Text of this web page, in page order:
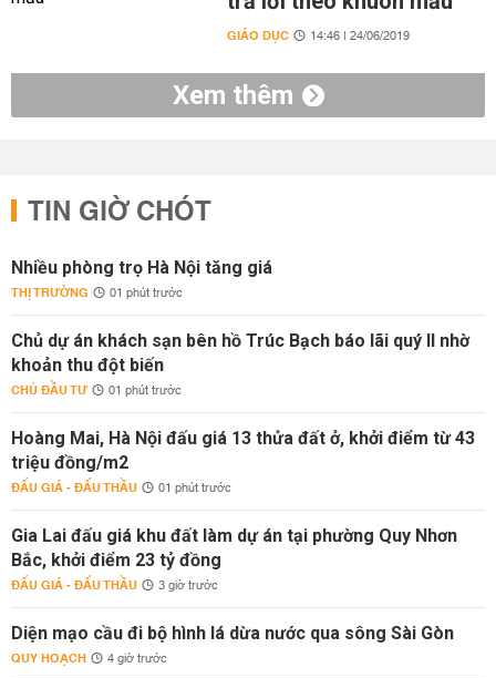
GIÁO DỤC 14:46 | 24/06/2019
Xem thêm
TIN GIỜ CHÓT
Nhiều phòng trọ Hà Nội tăng giá
THỊ TRƯỜNG 01 phút trước
Chủ dự án khách sạn bên hồ Trúc Bạch báo lãi quý II nhờ
khoản thu đột biến
CHỦ ĐẦU TƯ 01 phút trước
Hoàng Mai, Hà Nội đấu giá 13 thửa đất ở, khởi điểm từ 43
triệu đồng/m2
ĐẤU GIÁ - ĐẤU THẦU 01 phút trước
Gia Lai đấu giá khu đất làm dự án tại phường Quy Nhơn
Bắc, khởi điểm 23 tỷ đồng
ĐẤU GIÁ - ĐẤU THẦU 3 giờ trước
Diện mạo cầu đi bộ hình lá dừa nước qua sông Sài Gòn
QUY HOẠCH 4 giờ trước